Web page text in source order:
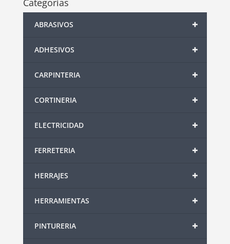
+
ABRASIVOS
+
ADHESIVOS
+
CARPINTERIA
+
CORTINERIA
+
ELECTRICIDAD
+
FERRETERIA
+
HERRAJES
+
HERRAMIENTAS
+
PINTURERIA